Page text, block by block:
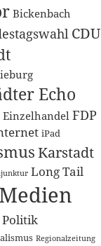
Bickenbach
CDU
Echo
Einzelhandel FDP
iPad
Karstadt
Long Tail
Medien
Politik
Regionalzeitung